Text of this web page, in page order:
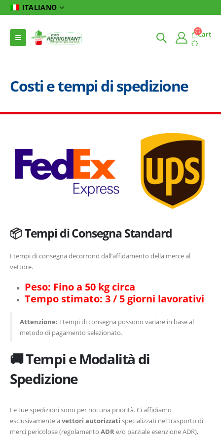
ITALIANO
Cart
Costi e tempi di spedizione
📦 Tempi di Consegna Standard
I tempi di consegna decorrono dall’affidamento della merce al
vettore.
Peso: Fino a 50 kg circa
Tempo stimato: 3 / 5 giorni lavorativi
Attenzione: I tempi di consegna possono variare in base al
metodo di pagamento selezionato.
🚚 Tempi e Modalità di
Spedizione
Le tue spedizioni sono per noi una priorità. Ci affidiamo
esclusivamente avettori autorizzati specializzati nel trasporto di
merci pericolose (regolamento ADRe/o parziale esenzione ADR),